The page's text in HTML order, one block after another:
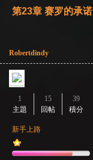
» ›
第23章 赛罗的承诺
Robertdindy
1
主題
15
回帖
39
積分
新手上路